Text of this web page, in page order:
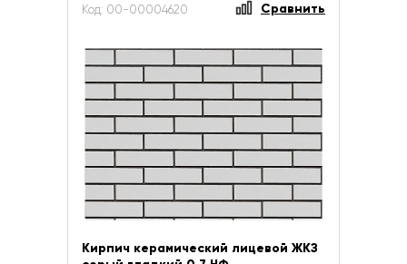
Код: 00-00004620 Сравнить
Кирпич керамический лицевой ЖКЗ